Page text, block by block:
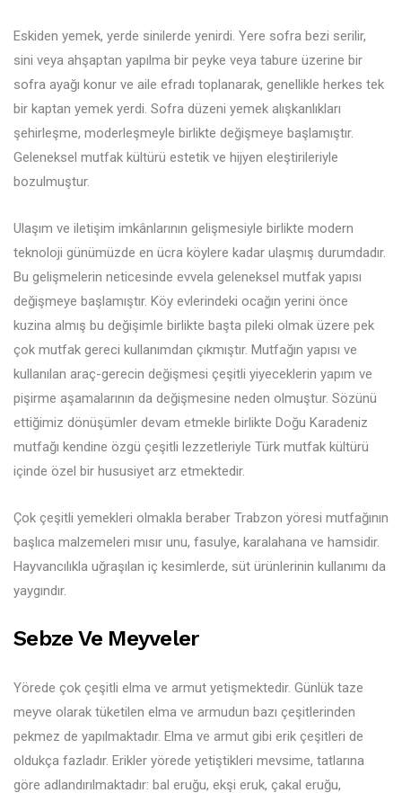
Eskiden yemek, yerde sinilerde yenirdi. Yere sofra bezi serilir,
sini veya ahşaptan yapılma bir peyke veya tabure üzerine bir
sofra ayağı konur ve aile efradı toplanarak, genellikle herkes tek
bir kaptan yemek yerdi. Sofra düzeni yemek alışkanlıkları
şehirleşme, moderleşmeyle birlikte değişmeye başlamıştır.
Geleneksel mutfak kültürü estetik ve hijyen eleştirileriyle
bozulmuştur.
Ulaşım ve iletişim imkânlarının gelişmesiyle birlikte modern
teknoloji günümüzde en ücra köylere kadar ulaşmış durumdadır.
Bu gelişmelerin neticesinde evvela geleneksel mutfak yapısı
değişmeye başlamıştır. Köy evlerindeki ocağın yerini önce
kuzina almış bu değişimle birlikte başta pileki olmak üzere pek
çok mutfak gereci kullanımdan çıkmıştır. Mutfağın yapısı ve
kullanılan araç-gerecin değişmesi çeşitli yiyeceklerin yapım ve
pişirme aşamalarının da değişmesine neden olmuştur. Sözünü
ettiğimiz dönüşümler devam etmekle birlikte Doğu Karadeniz
mutfağı kendine özgü çeşitli lezzetleriyle Türk mutfak kültürü
içinde özel bir hususiyet arz etmektedir.
Çok çeşitli yemekleri olmakla beraber Trabzon yöresi mutfağının
başlıca malzemeleri mısır unu, fasulye, karalahana ve hamsidir.
Hayvancılıkla uğraşılan iç kesimlerde, süt ürünlerinin kullanımı da
yaygındır.
Sebze Ve Meyveler
Yörede çok çeşitli elma ve armut yetişmektedir. Günlük taze
meyve olarak tüketilen elma ve armudun bazı çeşitlerinden
pekmez de yapılmaktadır. Elma ve armut gibi erik çeşitleri de
oldukça fazladır. Erikler yörede yetiştikleri mevsime, tatlarına
göre adlandırılmaktadır: bal eruğu, ekşi eruk, çakal eruğu,